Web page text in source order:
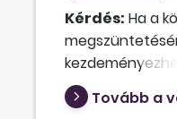
Kérdés: Ha a
betöltése előtt
Tovább a